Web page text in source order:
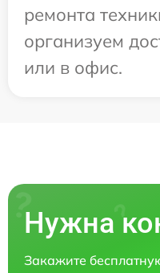
ремонта
организуем
или в офис.
Нужна
Закажите